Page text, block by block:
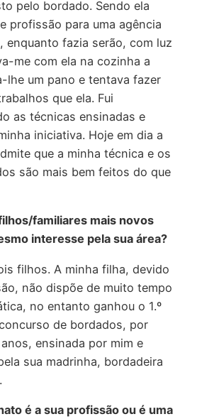
pelo bordado. Sendo ela
profissão para uma agência
enquanto fazia serão, com luz
me com ela na cozinha a
lhe um pano e tentava fazer
que ela. Fui
as técnicas ensinadas e
iniciativa. Hoje em dia a
que a minha técnica e os
são mais bem feitos do que
familiares mais novos
interesse pela sua área?
filhos. A minha filha, devido
não dispõe de muito tempo
no entanto ganhou o 1.º
de bordados, por
ensinada por mim e
sua madrinha, bordadeira
é a sua profissão ou é uma